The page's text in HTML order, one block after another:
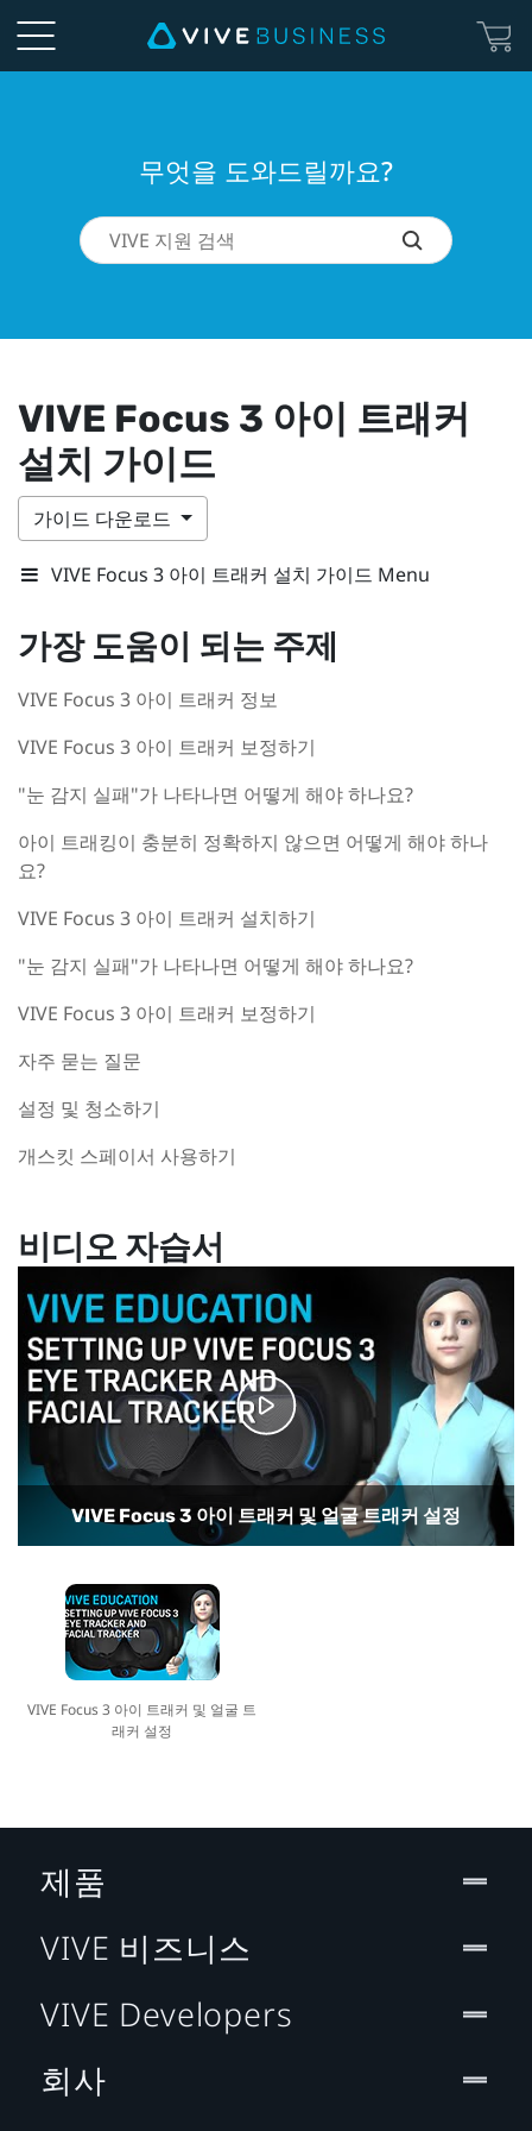
무엇을 도와드릴까요?
VIVE Focus 3 아이 트래커
설치 가이드
가이드 다운로드
VIVE Focus 3 아이 트래커 설치 가이드 Menu
가장 도움이 되는 주제
VIVE Focus 3 아이 트래커 정보
VIVE Focus 3 아이 트래커 보정하기
"눈 감지 실패"가 나타나면 어떻게 해야 하나요?
아이 트래킹이 충분히 정확하지 않으면 어떻게 해야 하나
요?
VIVE Focus 3 아이 트래커 설치하기
"눈 감지 실패"가 나타나면 어떻게 해야 하나요?
VIVE Focus 3 아이 트래커 보정하기
자주 묻는 질문
설정 및 청소하기
개스킷 스페이서 사용하기
비디오 자습서
VIVE Focus 3 아이 트래커 및 얼굴 트래커 설정
VIVE Focus 3 아이 트래커 및 얼굴 트
래커 설정
제품
VIVE 비즈니스
VIVE Developers
회사